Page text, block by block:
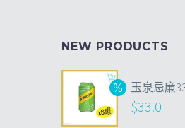
NEW PRODUCTS
玉泉忌廉
$33.0